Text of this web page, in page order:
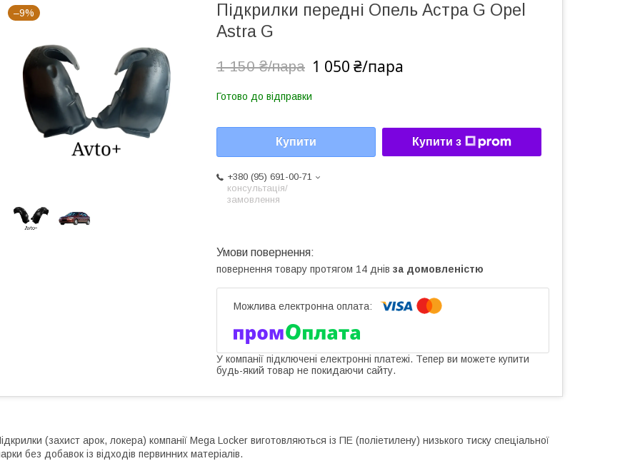
–9%
Підкрилки передні Опель Астра G Opel
Astra G
1 150 ₴/пара 1 050 ₴/пара
Готово до відправки
Купити Купити з
+380 (95) 691-00-71
консультація/
замовлення
повернення товару протягом 14 днів за домовленістю
У компанії підключені електронні платежі. Тепер ви можете купити
будь-який товар не покидаючи сайту.
(захист арок, локера) компанії Mega Locker виготовляються із ПЕ (поліетилену) низького тиску спеціальної
без добавок із відходів первинних матеріалів.